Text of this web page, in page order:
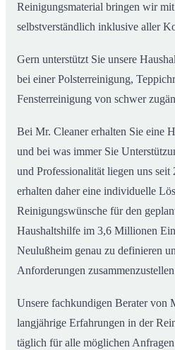
Reinigungsmaterial bringen wir
selbstverständlich inklusive aller
Gern unterstützt Sie unsere
bei einer Polsterreinigung,
Fensterreinigung von schwer
Bei Mr. Cleaner erhalten Sie eine
und bei was immer Sie
und Professionalität liegen uns seit
erhalten daher eine individuelle
Reinigungswünsche für den
Haushaltshilfe im 3,6 Millionen
Neulußheim genau zu definieren
Anforderungen
Unsere fachkundigen Berater von
langjährige Erfahrungen in der
täglich für alle möglichen